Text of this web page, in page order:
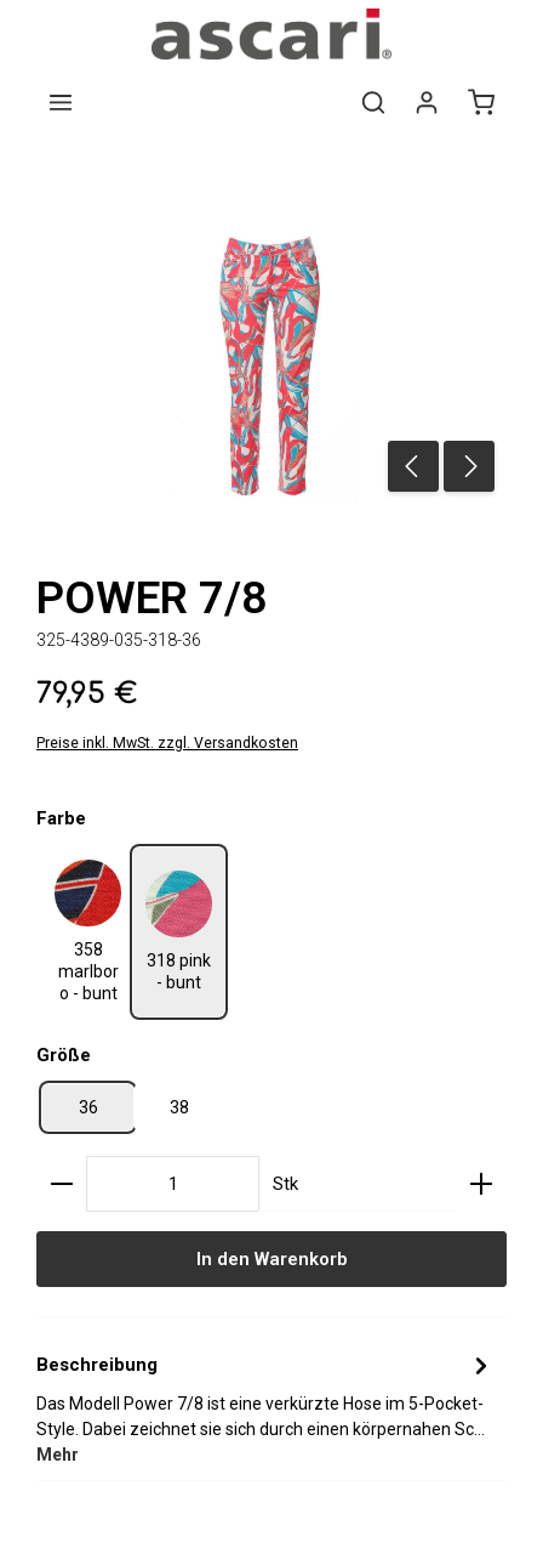
Zum Hauptinhalt springen
POWER 7/8
325-4389-035-318-36
Regulärer Preis:
79,95 €
Preise inkl. MwSt. zzgl. Versandkosten
Farbe
358
marlbor
o - bunt
358 marlboro - bunt
318 pink
- bunt
318 pink - bunt
Größe
36 38
Produkt Anzahl: Gib den gewünschten Wert ein
Stk
In den Warenkorb
Beschreibung
Das Modell Power 7/8 ist eine verkürzte Hose im 5-Pocket-
Style. Dabei zeichnet sie sich durch einen körpernahen Sc…
Mehr